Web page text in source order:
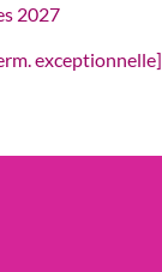
2027
exceptionnelle]